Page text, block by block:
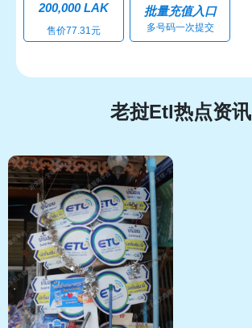
200,000 LAK
售价77.31元
批量充值入口
多号码一次提交
老挝Etl热点资讯